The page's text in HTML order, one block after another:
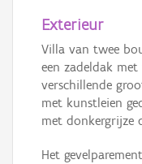
Exterieur
Villa van twee
een zadeldak
verschillende
met kunstleien
met donkergrijze
Het